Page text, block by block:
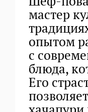
мастер
опытом
с
блюда,
Его